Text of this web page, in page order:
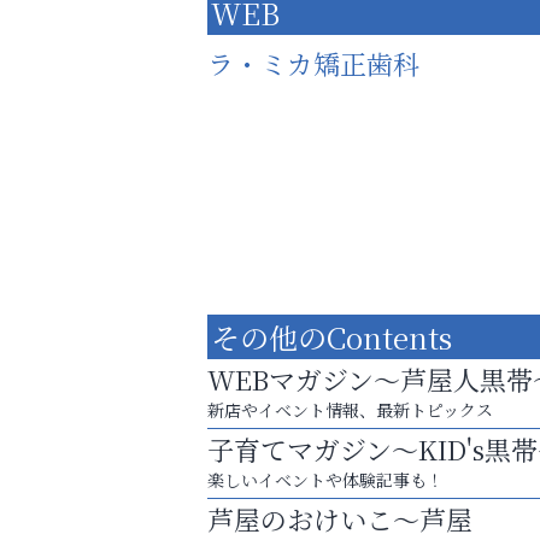
WEB
ラ・ミカ矯正歯科
お一人おひとりに合う治療をご提案
口元から始まる、自分らしい毎日を
おそうじ本舗芦屋東
その他のContents
WEBマガジン～芦屋人黒帯
新店やイベント情報、最新トピックス
子育てマガジン～KID's黒
楽しいイベントや体験記事も！
芦屋のおけいこ～芦屋